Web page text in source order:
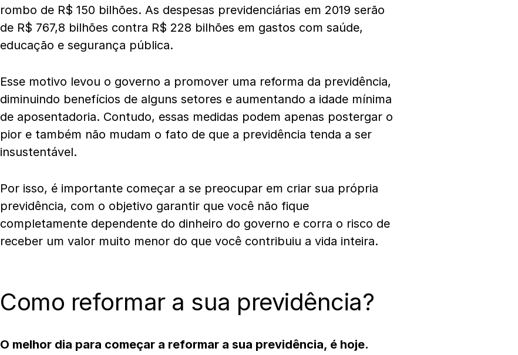
rombo de R$ 150 bilhões. As despesas previdenciárias em 2019 serão
de R$ 767,8 bilhões contra R$ 228 bilhões em gastos com saúde,
educação e segurança pública.
Esse motivo levou o governo a promover uma reforma da previdência,
diminuindo benefícios de alguns setores e aumentando a idade mínima
de aposentadoria. Contudo, essas medidas podem apenas postergar o
pior e também não mudam o fato de que a previdência tenda a ser
insustentável.
Por isso, é importante começar a se preocupar em criar sua própria
previdência, com o objetivo garantir que você não fique
completamente dependente do dinheiro do governo e corra o risco de
receber um valor muito menor do que você contribuiu a vida inteira.
Como reformar a sua previdência?
O melhor dia para começar a reformar a sua previdência, é hoje.